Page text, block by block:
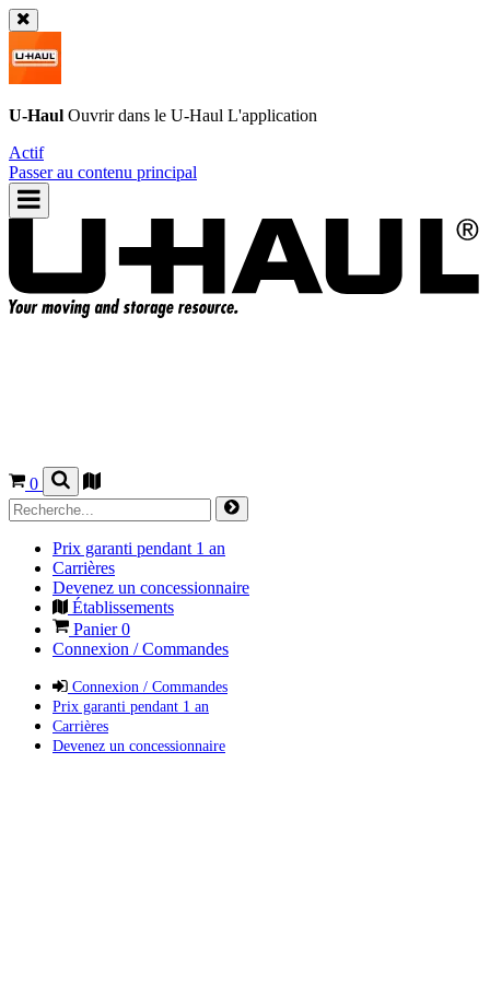
U-Haul Ouvrir dans le U-Haul L'application
Actif
Passer au contenu principal
0
Prix garanti pendant 1 an
Carrières
Devenez un concessionnaire
Établissements
Panier0
Connexion / Commandes
Connexion / Commandes
Prix garanti pendant 1 an
Carrières
Devenez un concessionnaire